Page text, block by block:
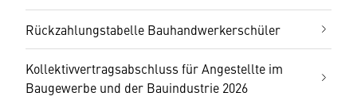
Rückzahlungstabelle Bauhandwerkerschüler
Kollektivvertragsabschluss für Angestellte im
Baugewerbe und der Bauindustrie 2026